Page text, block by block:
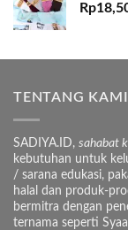
Rp
TENTANG KAMI
SADIYA.ID, sahabat
kebutuhan untuk
/ sarana edukasi,
halal dan produk-
bermitra dengan
ternama seperti